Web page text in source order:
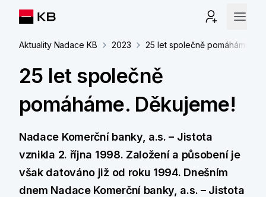
Aktuality Nadace KB 2023 25 let společně pomáháme.
25 let společně
pomáháme. Děkujeme!
Nadace Komerční banky, a.s. – Jistota
vznikla 2. října 1998. Založení a působení je
však datováno již od roku 1994. Dnešním
dnem Nadace Komerční banky, a.s. – Jistota